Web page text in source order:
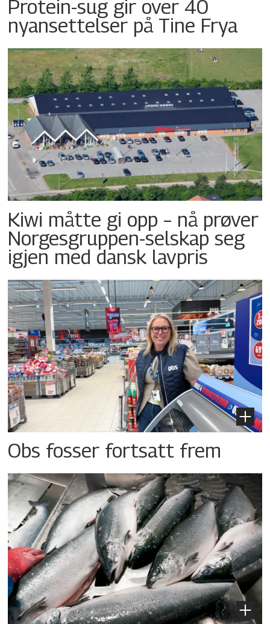
Protein-sug gir over 40
nyansettelser på Tine Frya
Kiwi måtte gi opp – nå prøver
Norgesgruppen-selskap seg
igjen med dansk lavpris
Obs fosser fortsatt frem